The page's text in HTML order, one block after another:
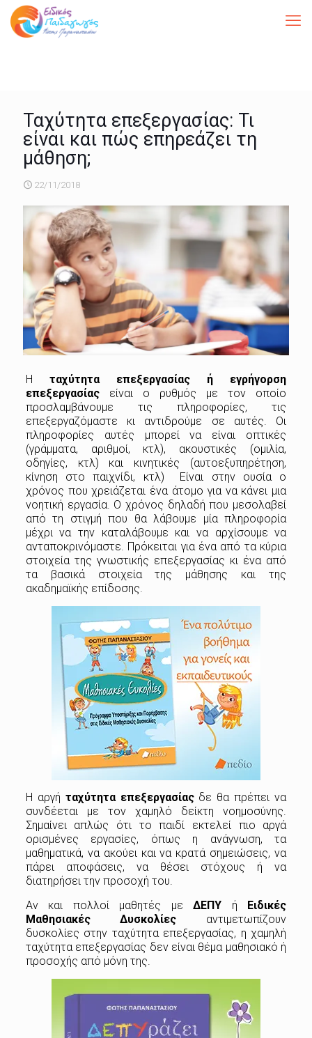
Ταχύτητα επεξεργασίας: Τι
είναι και πώς επηρεάζει τη
μάθηση;
22/11/2018
Η ταχύτητα επεξεργασίας ή εγρήγορση
επεξεργασίαςείναι ο ρυθμός με τον οποίο
προσλαμβάνουμε τις πληροφορίες, τις
επεξεργαζόμαστε κι αντιδρούμε σε αυτές. Οι
πληροφορίες αυτές μπορεί να είναι οπτικές
(γράμματα, αριθμοί, κτλ), ακουστικές (ομιλία,
οδηγίες, κτλ) και κινητικές (αυτοεξυπηρέτηση,
κίνηση στο παιχνίδι, κτλ) Είναι στην ουσία ο
χρόνος που χρειάζεται ένα άτομο για να κάνει μια
νοητική εργασία. Ο χρόνος δηλαδή που μεσολαβεί
από τη στιγμή που θα λάβουμε μία πληροφορία
μέχρι να την καταλάβουμε και να αρχίσουμε να
ανταποκρινόμαστε. Πρόκειται για ένα από τα κύρια
στοιχεία της γνωστικής επεξεργασίας κι ένα από
τα βασικά στοιχεία της μάθησης και της
ακαδημαϊκής επίδοσης.
Η αργή ταχύτητα επεξεργασίαςδε θα πρέπει να
συνδέεται με τον χαμηλό δείκτη νοημοσύνης.
Σημαίνει απλώς ότι το παιδί εκτελεί πιο αργά
ορισμένες εργασίες, όπως η ανάγνωση, τα
μαθηματικά, να ακούει και να κρατά σημειώσεις, να
πάρει αποφάσεις, να θέσει στόχους ή να
διατηρήσει την προσοχή του.
Αν και πολλοί μαθητές μεΔΕΠΥ ή Ειδικές
Μαθησιακές Δυσκολίες αντιμετωπίζουν
δυσκολίες στην ταχύτητα επεξεργασίας, η χαμηλή
ταχύτητα επεξεργασίας δεν είναι θέμα μαθησιακό ή
προσοχής από μόνη της.